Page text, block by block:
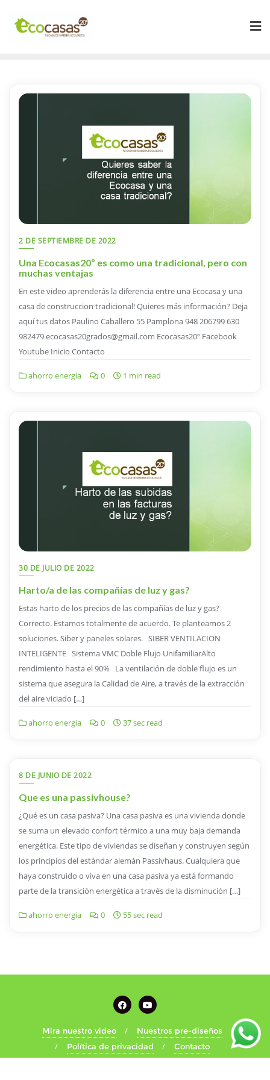
2 DE SEPTIEMBRE DE 2022
Una Ecocasas20º es como una tradicional, pero con
muchas ventajas
En este video aprenderás la diferencia entre una Ecocasa y una
casa de construccion tradicional! Quieres más información? Deja
aquí tus datos Paulino Caballero 55 Pamplona 948 206799 630
982479 ecocasas20grados@gmail.com Ecocasas20º Facebook
Youtube Inicio Contacto
ahorro energia 0 1 min read
30 DE JULIO DE 2022
Harto/a de las compañías de luz y gas?
Estas harto de los precios de las compañías de luz y gas?
Correcto. Estamos totalmente de acuerdo. Te planteamos 2
soluciones. Siber y paneles solares. SIBER VENTILACION
INTELIGENTE Sistema VMC Doble Flujo UnifamiliarAlto
rendimiento hasta el 90% La ventilación de doble flujo es un
sistema que asegura la Calidad de Aire, a través de la extracción
del aire viciado […]
ahorro energia 0 37 sec read
8 DE JUNIO DE 2022
Que es una passivhouse?
¿Qué es un casa pasiva? Una casa pasiva es una vivienda donde
se suma un elevado confort térmico a una muy baja demanda
energética. Este tipo de viviendas se diseñan y construyen según
los principios del estándar alemán Passivhaus. Cualquiera que
haya construido o viva en una casa pasiva ya está formando
parte de la transición energética a través de la disminución […]
ahorro energia 0 55 sec read
Mira nuestro video
Nuestros pre-diseños
Política de privacidad
Contacto